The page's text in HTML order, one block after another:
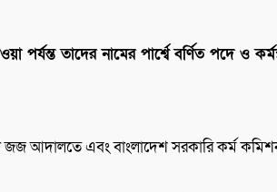
পর্যন্ত তাদের নামের পার্শ্বে বর্ণিত পদে ও
জজ আদালতে এবং বাংলাদেশ সরকারি কর্ম